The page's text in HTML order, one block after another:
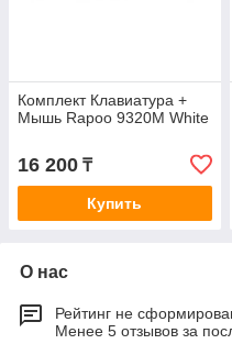
Комплект Клавиатура +
Мышь Rapoo 9320M White
16 200 ₸
Купить
О нас
Рейтинг не
Менее 5 отзывов за